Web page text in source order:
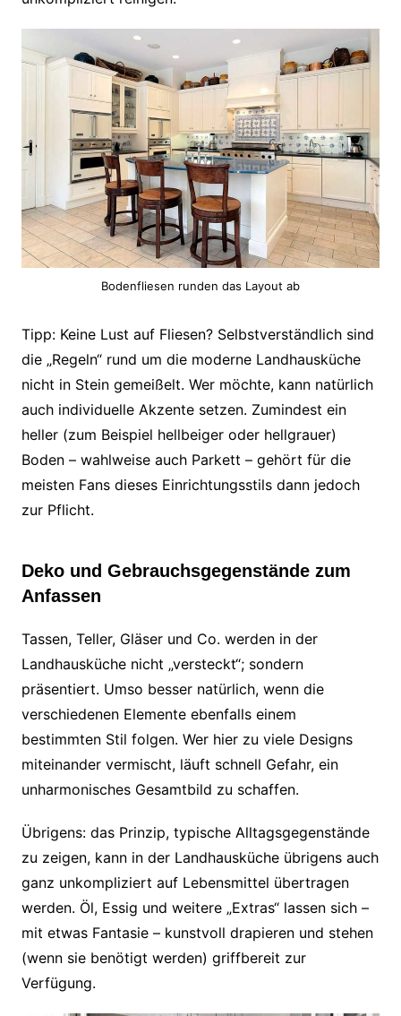
Bodenfliesen runden das Layout ab
Tipp: Keine Lust auf Fliesen? Selbstverständlich sind
die „Regeln“ rund um die moderne Landhausküche
nicht in Stein gemeißelt. Wer möchte, kann natürlich
auch individuelle Akzente setzen. Zumindest ein
heller (zum Beispiel hellbeiger oder hellgrauer)
Boden – wahlweise auch Parkett – gehört für die
meisten Fans dieses Einrichtungsstils dann jedoch
zur Pflicht.
Deko und Gebrauchsgegenstände zum
Anfassen
Tassen, Teller, Gläser und Co. werden in der
Landhausküche nicht „versteckt“; sondern
präsentiert. Umso besser natürlich, wenn die
verschiedenen Elemente ebenfalls einem
bestimmten Stil folgen. Wer hier zu viele Designs
miteinander vermischt, läuft schnell Gefahr, ein
unharmonisches Gesamtbild zu schaffen.
Übrigens: das Prinzip, typische Alltagsgegenstände
zu zeigen, kann in der Landhausküche übrigens auch
ganz unkompliziert auf Lebensmittel übertragen
werden. Öl, Essig und weitere „Extras“ lassen sich –
mit etwas Fantasie – kunstvoll drapieren und stehen
(wenn sie benötigt werden) griffbereit zur
Verfügung.